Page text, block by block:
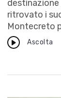
destinazione
ritrovato i
Montecreto
Ascolta